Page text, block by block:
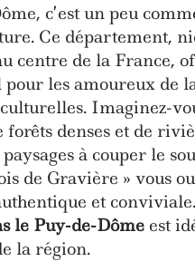
c’est un peu
Ce département,
centre de la France,
les amoureux de
Imaginez-
forêts denses et de
à couper le
de Gravière » vous
et
le Puy-de-Dôme est
la région.